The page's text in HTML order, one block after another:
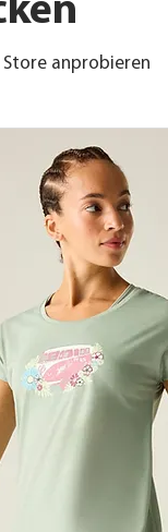
anprobieren